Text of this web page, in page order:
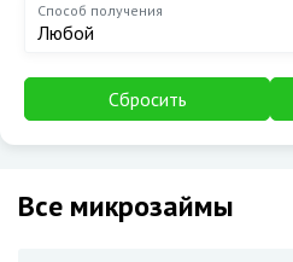
Способ получения
Любой
Сбросить
Все микрозаймы